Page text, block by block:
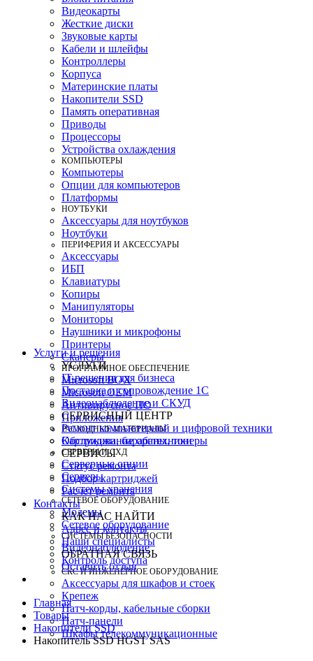
Видеокарты
Жесткие диски
Звуковые карты
Кабели и шлейфы
Контроллеры
Корпуса
Материнские платы
Накопители SSD
Память оперативная
Приводы
Процессоры
Устройства охлаждения
КОМПЬЮТЕРЫ
Компьютеры
Опции для компьютеров
Платформы
НОУТБУКИ
Аксессуары для ноутбуков
Ноутбуки
ПЕРИФЕРИЯ И АКСЕССУАРЫ
Аксессуары
ИБП
Клавиатуры
Копиры
Манипуляторы
Мониторы
Наушники и микрофоны
Принтеры
Сканеры
ПРОГРАММНОЕ ОБЕСПЕЧЕНИЕ
Microsoft BOX
Microsoft OEM
Антивирусное ПО
Приложения
РАСХОДНЫЕ МАТЕРИАЛЫ
Картриджи, барабаны, тонеры
СЕРВЕРЫ И СХД
Серверные опции
Серверы
Системы хранения
СЕТЕВОЕ ОБОРУДОВАНИЕ
Модемы
Сетевое оборудование
СИСТЕМЫ БЕЗОПАСНОСТИ
Видеонаблюдение
Контроль доступа
СКС И ИНЖЕНЕРНОЕ ОБОРУДОВАНИЕ
Аксессуары для шкафов и стоек
Крепеж
Патч-корды, кабельные сборки
Патч-панели
Шкафы телекоммуникационные
Услуги и решения
УСЛУГИ
IT-решения для бизнеса
Поставка и сопровождение 1C
Видеонаблюдение и СКУД
СЕРВИСНЫЙ ЦЕНТР
Ремонт компьютерной и цифровой техники
Обслуживание оргтехники
СЕРВИСЫ
Статус ремонта
Подбор картриджей
Расчет ремонта
Контакты
КАК НАС НАЙТИ
Адрес и контакты
Наши специалисты
ОБРАТНАЯ СВЯЗЬ
Оставить отзыв
Главная
Товары
Накопители SSD
Накопитель SSD HGST SAS